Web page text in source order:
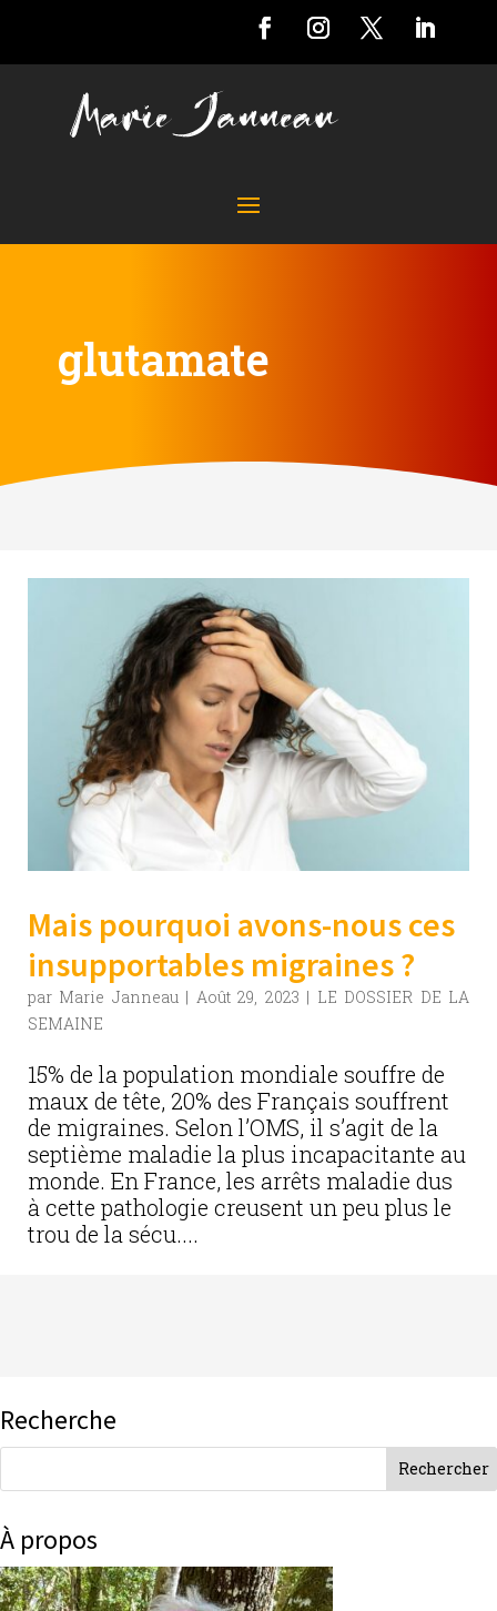
glutamate
Mais pourquoi avons-nous ces
insupportables migraines ?
par Marie Janneau | Août 29, 2023 | LE DOSSIER DE LA
SEMAINE
15% de la population mondiale souffre de
maux de tête, 20% des Français souffrent
de migraines. Selon l’OMS, il s’agit de la
septième maladie la plus incapacitante au
monde. En France, les arrêts maladie dus
à cette pathologie creusent un peu plus le
trou de la sécu....
Recherche
À propos